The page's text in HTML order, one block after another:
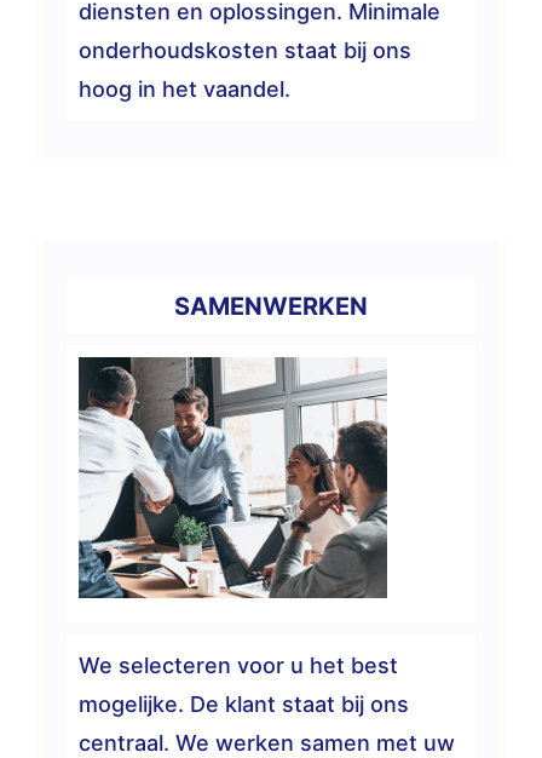
diensten en oplossingen. Minimale
onderhoudskosten staat bij ons
hoog in het vaandel.
SAMENWERKEN
We selecteren voor u het best
mogelijke. De klant staat bij ons
centraal. We werken samen met uw